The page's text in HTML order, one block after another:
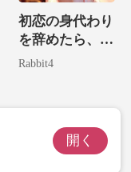
初恋の身代わり
を辞めたら、私
にすがりつく狂
Rabbit4
開く